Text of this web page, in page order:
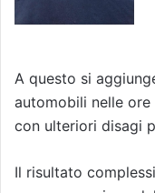
A questo si
automobili nelle
con ulteriori disagi
Il risultato